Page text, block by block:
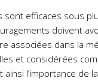
sont efficaces sous
doivent
associées dans la
et considérées
l’importance de la